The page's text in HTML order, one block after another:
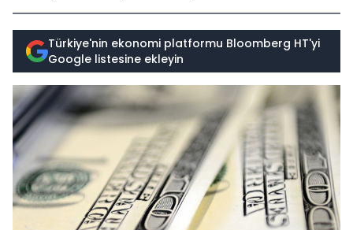
Türkiye'nin ekonomi platformu Bloomberg HT'yi
Google listesine ekleyin